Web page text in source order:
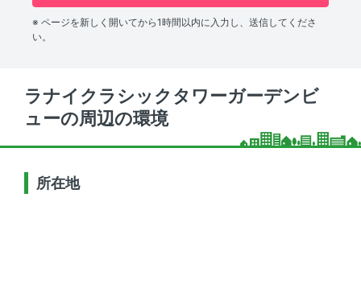
※ ページを新しく開いてから1時間以内に入力し、送信してくださ
い。
ラナイクラシックタワーガーデンビ
ューの周辺の環境
所在地